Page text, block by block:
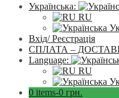
Українська:
RU
Вхід/ Реєстрація
СПЛАТА –
Language:
RU
0 items-0 грн.